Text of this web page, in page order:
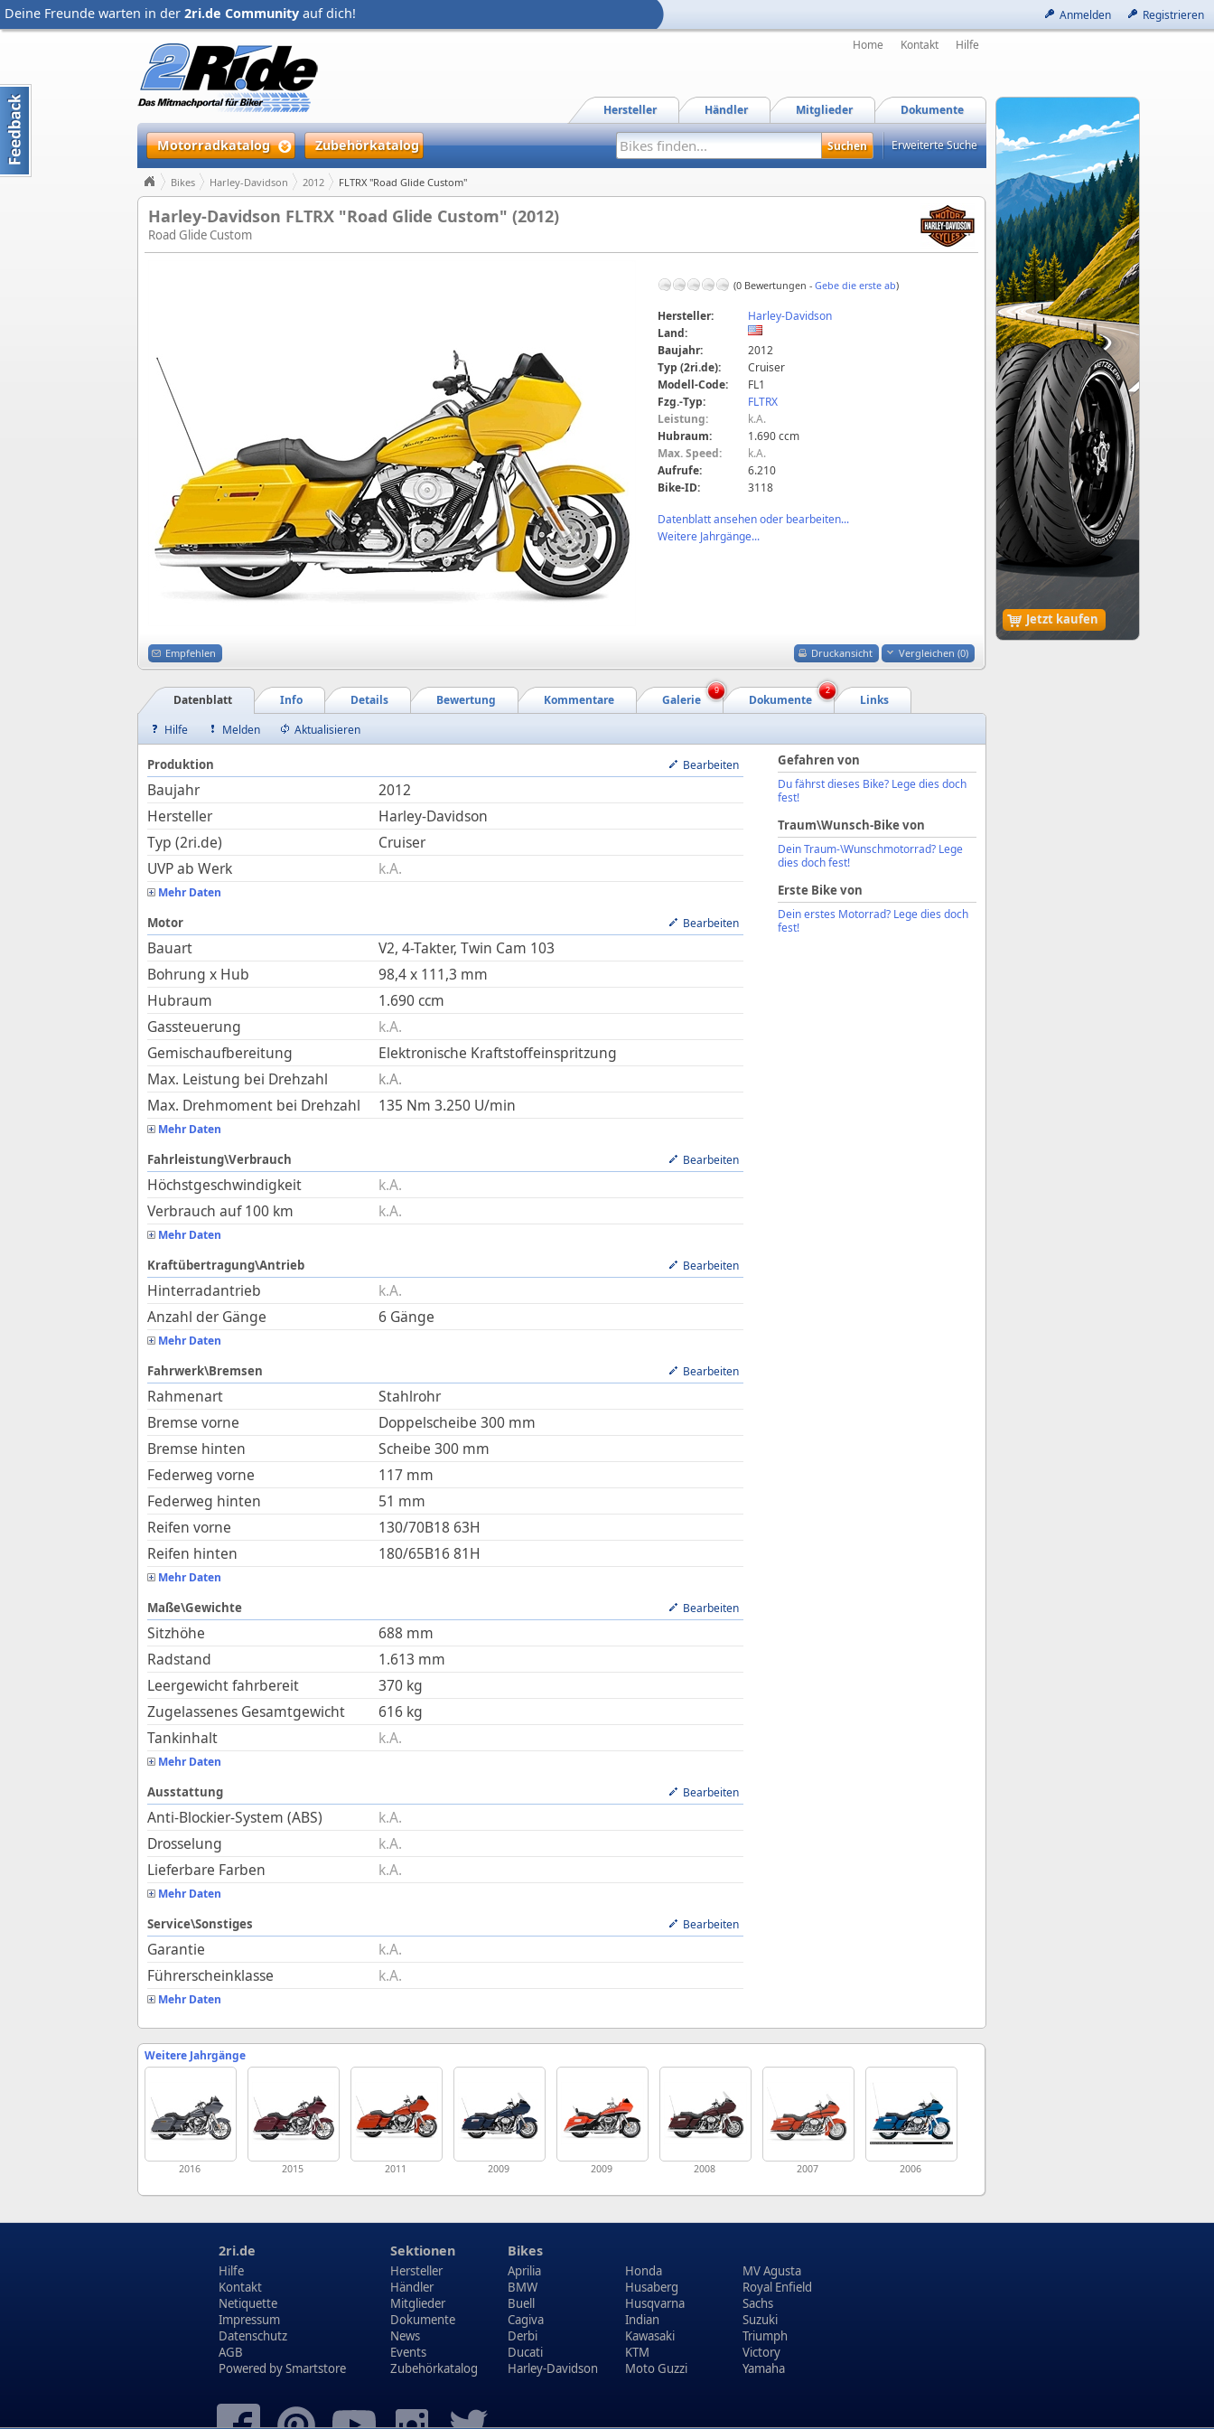
Anmelden Registrieren
Deine Freunde warten in der 2ri.de Community auf dich!
Jetzt kaufen
Home Kontakt Hilfe
Dokumente
Mitglieder
Händler
Hersteller
Motorradkatalog Zubehörkatalog Erweiterte Suche
Bikes Harley-Davidson 2012 FLTRX "Road Glide Custom"
Harley-Davidson FLTRX "Road Glide Custom" (2012)
Road Glide Custom
(0 Bewertungen - Gebe die erste ab)
Hersteller:
Harley-Davidson
Land:
Baujahr:
2012
Typ (2ri.de):
Cruiser
Modell-Code:
FL1
Fzg.-Typ:
FLTRX
Leistung:
k.A.
Hubraum:
1.690 ccm
Max. Speed:
k.A.
Aufrufe:
6.210
Bike-ID:
3118
Datenblatt ansehen oder bearbeiten...
Weitere Jahrgänge...
Druckansicht Vergleichen (0)
Empfehlen
Links
Dokumente
Galerie
Kommentare
Bewertung
Details
Info
Datenblatt
9 2
Hilfe Melden Aktualisieren
Produktion Bearbeiten
Baujahr
2012
Hersteller
Harley-Davidson
Typ (2ri.de)
Cruiser
UVP ab Werk
k.A.
Mehr Daten
Motor Bearbeiten
Bauart
V2, 4-Takter, Twin Cam 103
Bohrung x Hub
98,4x 111,3 mm
Hubraum
1.690 ccm
Gassteuerung
k.A.
Gemischaufbereitung
Elektronische Kraftstoffeinspritzung
Max. Leistung bei Drehzahl
k.A.
Max. Drehmoment bei Drehzahl
135 Nm 3.250 U/min
Mehr Daten
Fahrleistung\Verbrauch Bearbeiten
Höchstgeschwindigkeit
k.A.
Verbrauch auf 100 km
k.A.
Mehr Daten
Kraftübertragung\Antrieb Bearbeiten
Hinterradantrieb
k.A.
Anzahl der Gänge
6 Gänge
Mehr Daten
Fahrwerk\Bremsen Bearbeiten
Rahmenart
Stahlrohr
Bremse vorne
Doppelscheibe 300 mm
Bremse hinten
Scheibe 300 mm
Federweg vorne
117 mm
Federweg hinten
51 mm
Reifen vorne
130/70B18 63H
Reifen hinten
180/65B16 81H
Mehr Daten
Maße\Gewichte Bearbeiten
Sitzhöhe 688 mm
Radstand
1.613 mm
Leergewicht fahrbereit
370 kg
Zugelassenes Gesamtgewicht
616 kg
Tankinhalt
k.A.
Mehr Daten
Ausstattung Bearbeiten
Anti-Blockier-System (ABS)
k.A.
Drosselung
k.A.
Lieferbare Farben
k.A.
Mehr Daten
Service\Sonstiges Bearbeiten
Garantie
k.A.
Führerscheinklasse
k.A.
Mehr Daten
Gefahren von
Du fährst dieses Bike? Lege dies doch
fest!
Traum\Wunsch-Bike von
Dein Traum-\Wunschmotorrad? Lege
dies doch fest!
Erste Bike von
Dein erstes Motorrad? Lege dies doch
fest!
Weitere Jahrgänge
2016 2015 2011 2009 2009 2008 2007 2006
2ri.de
Hilfe
Kontakt
Netiquette
Impressum
Datenschutz
AGB
Powered bySmartstore
Sektionen
Hersteller
Händler
Mitglieder
Dokumente
News
Events
Zubehörkatalog
Bikes
Aprilia
BMW
Buell
Cagiva
Derbi
Ducati
Harley-Davidson
Honda
Husaberg
Husqvarna
Indian
Kawasaki
KTM
Moto Guzzi
MV Agusta
Royal Enfield
Sachs
Suzuki
Triumph
Victory
Yamaha